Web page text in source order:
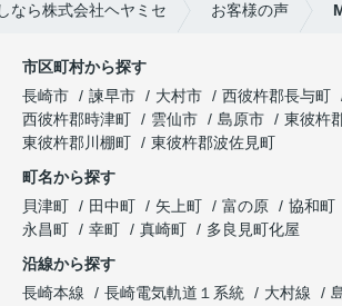
なら株式会社ヘヤミセ お客様の声
市区町村から探す
長崎市
諫早市 大村市
西彼杵郡長与町
西彼杵郡時津町
雲仙市 島原市
東彼杵
東彼杵郡川棚町
東彼杵郡波佐見町
町名から探す
貝津町
田中町 矢上町 富の原 協和町
永昌町
幸町 真崎町
多良見町化屋
沿線から探す
長崎本線
長崎電気軌道１系統 大村線